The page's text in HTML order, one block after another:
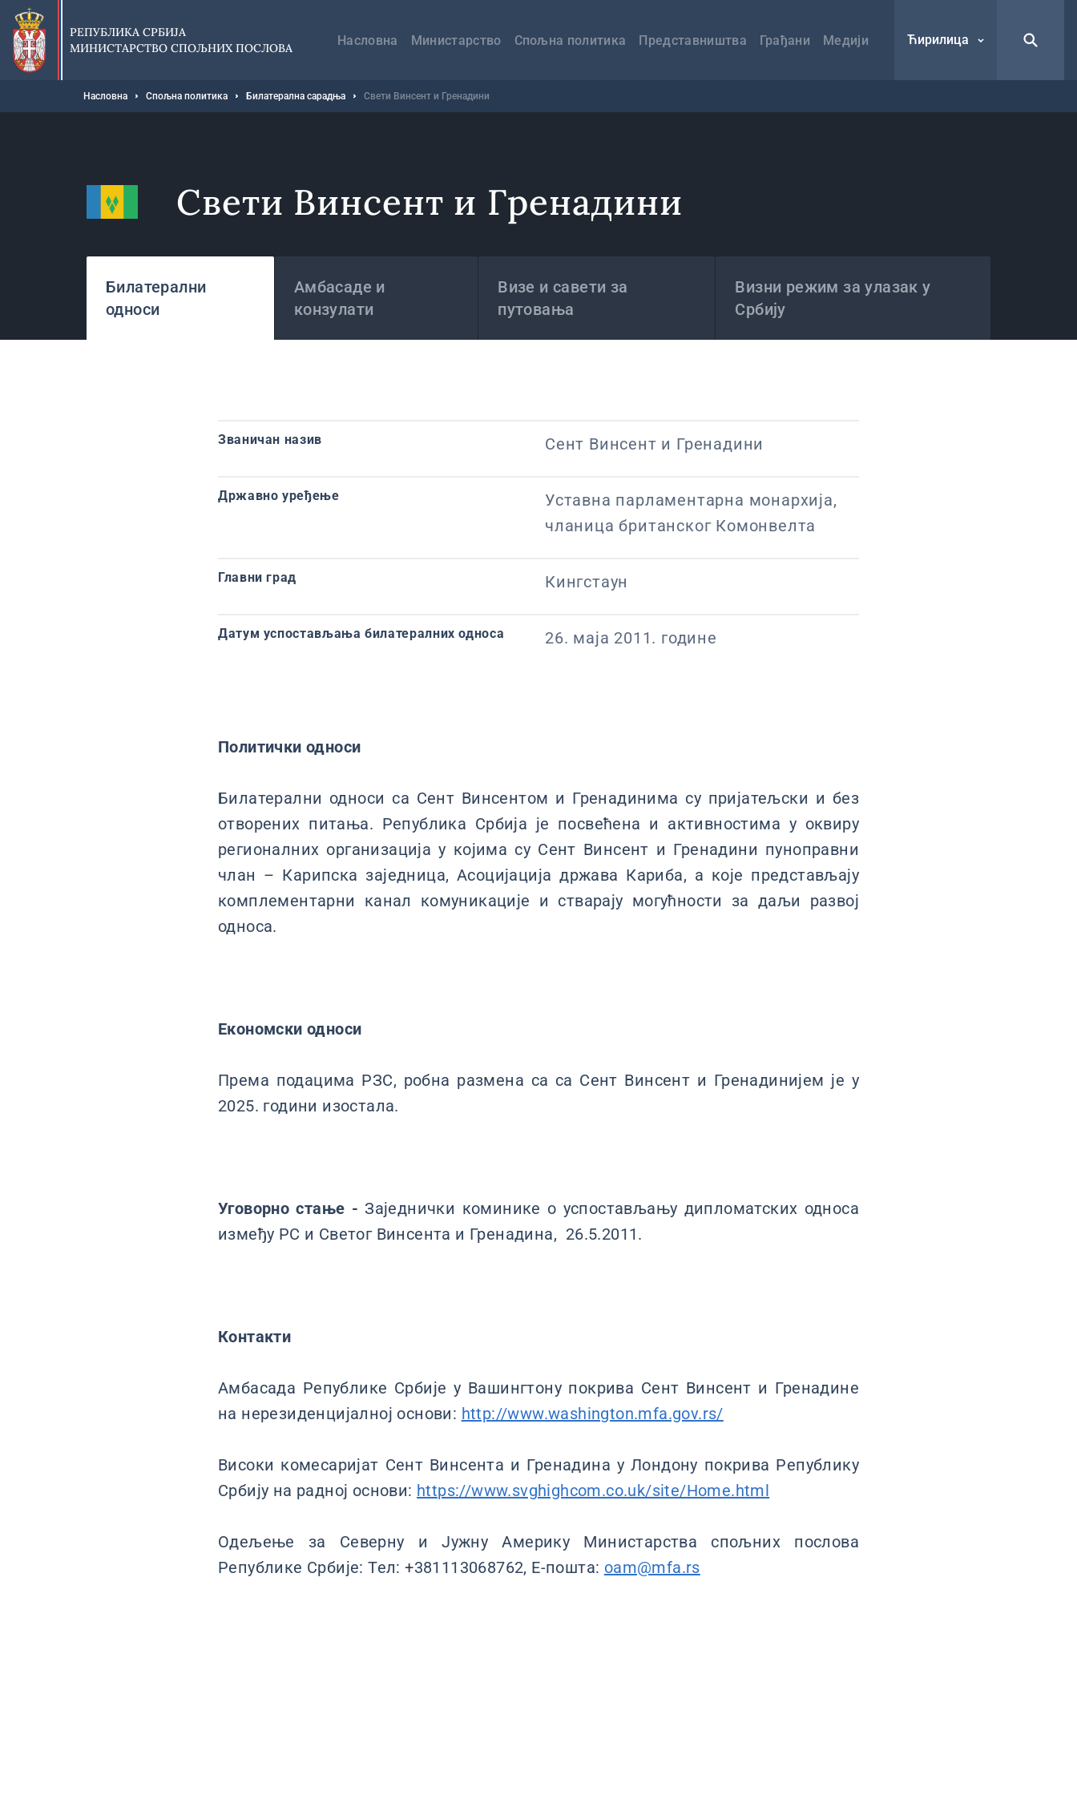
Прескочи
главни
део
садржаја
РЕПУБЛИКА СРБИЈА
МИНИСТАРСТВО СПОЉНИХ ПОСЛОВА
навигација
Насловна Министарство Спољна политика Представништва Грађани Медији Ћирилица
Мрвице
Насловна Спољна политика Билатерална сарадња Свети Винсент и Гренадини
Свети Винсент и Гренадини
Билатерални
односи
Амбасаде и
конзулати
Визе и савети за
путовања
Визни режим за улазак у
Србију
Званичан назив Сент Винсент и Гренадини
Државно уређење
Уставна парламентарна монархија,
чланица британског Комонвелта
Главни град Кингстаун
Датум успостављања билатералних односа 26. маја 2011. године
Политички односи
Билатерални односи са Сент Винсентом и Гренадинима су пријатељски и без
отворених питања. Република Србија је посвећена и активностима у оквиру
регионалних организација у којима су Сент Винсент и Гренадини пуноправни
члан – Карипска заједница, Асоцијација држава Кариба, а које представљају
комплементарни канал комуникације и стварају могућности за даљи развој
односа.
Економски односи
Према подацима РЗС, робна размена са са Сент Винсент и Гренадинијем је у
2025. години изостала.
Уговорно стање -Заједнички коминике о успостављању дипломатских односа
између РС и Светог Винсента и Гренадина, 26.5.2011.
Контакти
Амбасада Републике Србије у Вашингтону покрива Сент Винсент и Гренадине
на нерезиденцијалној основи: http://www.washington.mfa.gov.rs/
Високи комесаријат Сент Винсента и Гренадина у Лондону покрива Републику
Србију на радној основи: https://www.svghighcom.co.uk/site/Home.html
Одељење за Северну и Јужну Америку Министарства спољних послова
Републике Србије: Тел: +381113068762, Е-пошта: oam@mfa.rs